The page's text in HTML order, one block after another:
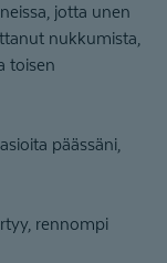
jotta unen
nukkumista,
toisen
päässäni,
rennompi